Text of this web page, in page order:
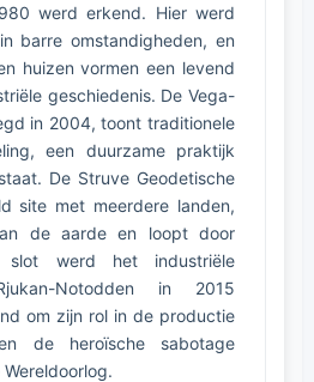
werd erkend. Hier werd
barre omstandigheden, en
huizen vormen een levend
geschiedenis. De Vega-
in 2004, toont traditionele
een duurzame praktijk
De Struve Geodetische
site met meerdere landen,
de aarde en loopt door
slot werd het industriële
Notodden in 2015
om zijn rol in de productie
de heroïsche sabotage